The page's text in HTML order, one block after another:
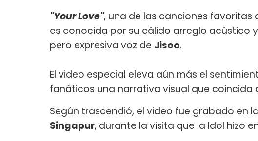
"Your Love", una de las canciones favoritas
es conocida por su cálido arreglo acústico
pero expresiva voz de Jisoo.
El video especial eleva aún más el
fanáticos una narrativa visual que coincida
Según trascendió, el video fue grabado en la
Singapur, durante la visita que la Idol hizo